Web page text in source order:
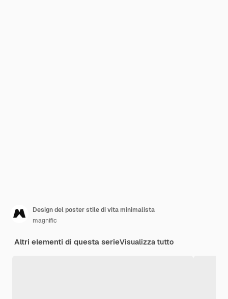
Design del poster stile di vita minimalista
magnific
Altri elementi di questa serieVisualizza tutto